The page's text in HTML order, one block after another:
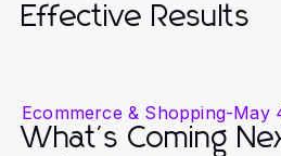
Effective Results
Ecommerce & Shopping-May
What's Coming